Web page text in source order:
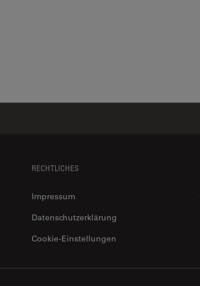
RECHTLICHES
Impressum
Datenschutzerklärung
Cookie-Einstellungen